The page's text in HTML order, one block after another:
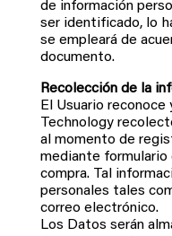
de información
ser identificado, lo
se empleará de
documento.
Recolección de la
El Usuario
Technology
al momento de
mediante formulario
compra. Tal
personales tales
correo electrónico.
Los Datos serán